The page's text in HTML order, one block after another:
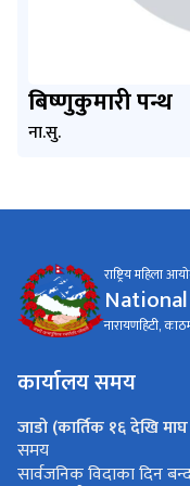
बिष्णुकुमारी पन्थ
ना.सु.
राष्ट्रिय महिला
नारायणहिटी,
कार्यालय समय
जाडो (कार्तिक १६ देखि
समय
सार्वजनिक विदाका दिन